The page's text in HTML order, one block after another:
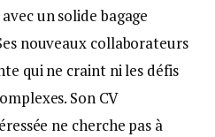
un solide bagage
nouveaux collaborateurs
qui ne craint ni les défis
Son CV
ne cherche pas à